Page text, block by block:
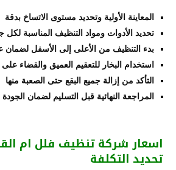
المعاينة الأولية وتحديد مستوى الاتساخ بدقة
تحديد الأدوات ومواد التنظيف المناسبة لكل
بدء التنظيف من الأعلى إلى الأسفل لضمان
استخدام البخار للتعقيم العميق والقضاء على
التأكد من إزالة جميع البقع حتى الصعبة منها
المراجعة النهائية قبل التسليم لضمان الجودة
اسعار شركة تنظيف فلل ام
تحديد التكلفة